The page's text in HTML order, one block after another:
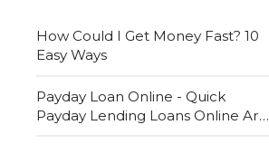
How Could I Get Money Fast? 10
Easy Ways
Payday Loan Online - Quick
Payday Lending Loans Online Are